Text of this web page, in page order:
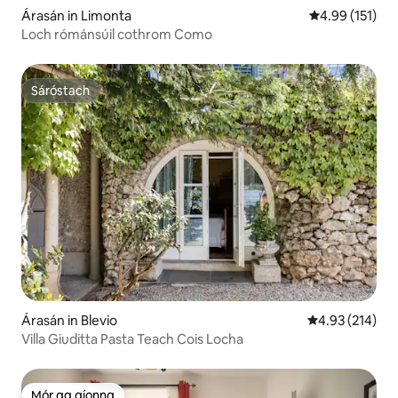
Árasán in Limonta Meánrátáil
4.99 (151)
Loch rómánsúil cothrom Como
Sáróstach
Sáróstach
Árasán in Blevio Meánrátáil
4.93 (214)
Villa Giuditta Pasta Teach Cois Locha